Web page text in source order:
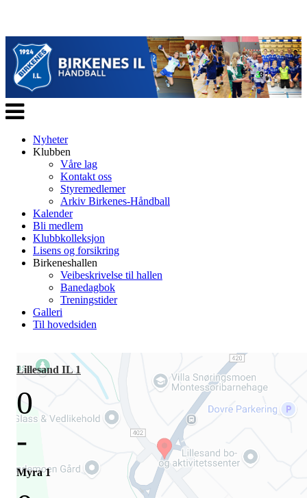
Veksle
navigasjon
Nyheter
Klubben
Våre lag
Kontakt oss
Styremedlemer
Arkiv Birkenes-Håndball
Kalender
Bli medlem
Klubbkolleksjon
Lisens og forsikring
Birkeneshallen
Veibeskrivelse til hallen
Banedagbok
Treningstider
Galleri
Til hovedsiden
Lillesand IL 1
0
-
Myra 1